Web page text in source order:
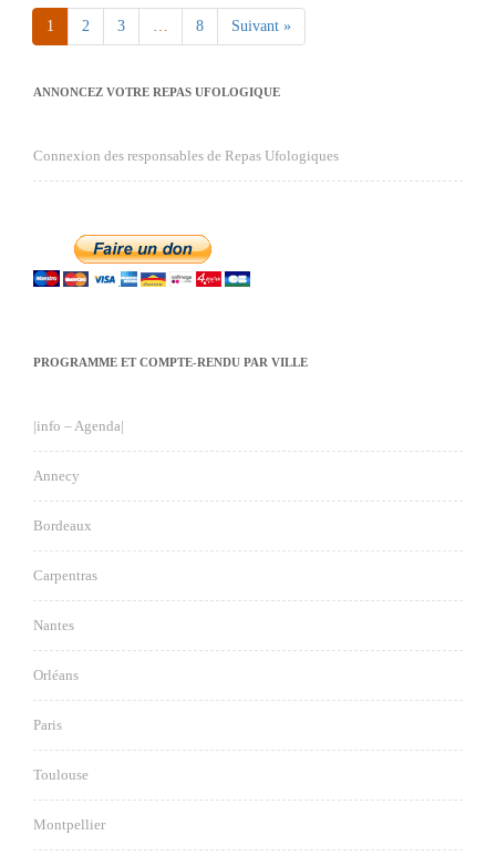
1 2 3 … 8 Suivant »
ANNONCEZ VOTRE REPAS UFOLOGIQUE
Connexion des responsables de Repas Ufologiques
PROGRAMME ET COMPTE-RENDU PAR VILLE
|info – Agenda|
Annecy
Bordeaux
Carpentras
Nantes
Orléans
Paris
Toulouse
Montpellier